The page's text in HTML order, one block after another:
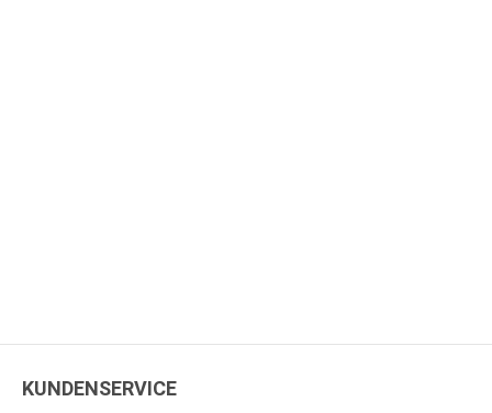
KUNDENSERVICE